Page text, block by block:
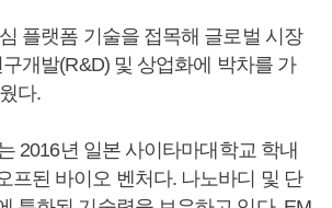
플랫폼 기술을 접목해 글로벌 시장
개발(R&D) 및 상업화에 박차를 가
다.
2016년 일본 사이타마대학교 학내
프된 바이오 벤처다. 나노바디 및 단